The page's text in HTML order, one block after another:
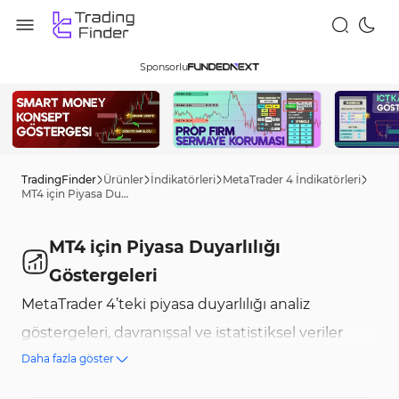
Sponsorlu
TradingFinder Ürünler İndikatörleri MetaTrader 4 İndikatörleri
MT4 için Piyasa Duyarlılığı Göstergeleri
MT4 için Piyasa Duyarlılığı
Göstergeleri
MetaTrader 4’teki piyasa duyarlılığı analiz
göstergeleri, davranışsal ve istatistiksel veriler
kullanarak piyasa eğilimlerini analiz etme imkânı
Daha fazla göster